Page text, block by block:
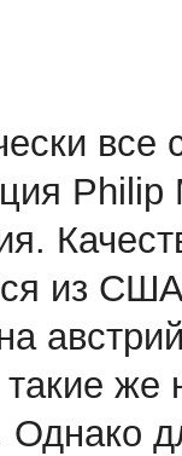
все
из
такие
Однако